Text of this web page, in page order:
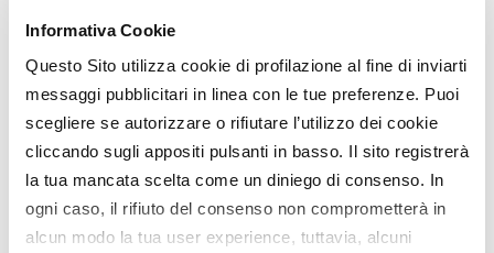
Informativa Cookie
Questo Sito utilizza cookie di profilazione al fine di inviarti
messaggi pubblicitari in linea con le tue preferenze. Puoi
scegliere se autorizzare o rifiutare l’utilizzo dei cookie
cliccando sugli appositi pulsanti in basso. Il sito registrerà
la tua mancata scelta come un diniego di consenso. In
ogni caso, il rifiuto del consenso non comprometterà in
alcun modo la tua user experience, tuttavia, alcuni
partecipazione di aziende italiane, e di REI - Reggio
Emilia Innovazione, che rappresenta il "test institute"
ufficiale per l'Italia
TAG AEF ISOBUS Alessio Bolognesi Senlis